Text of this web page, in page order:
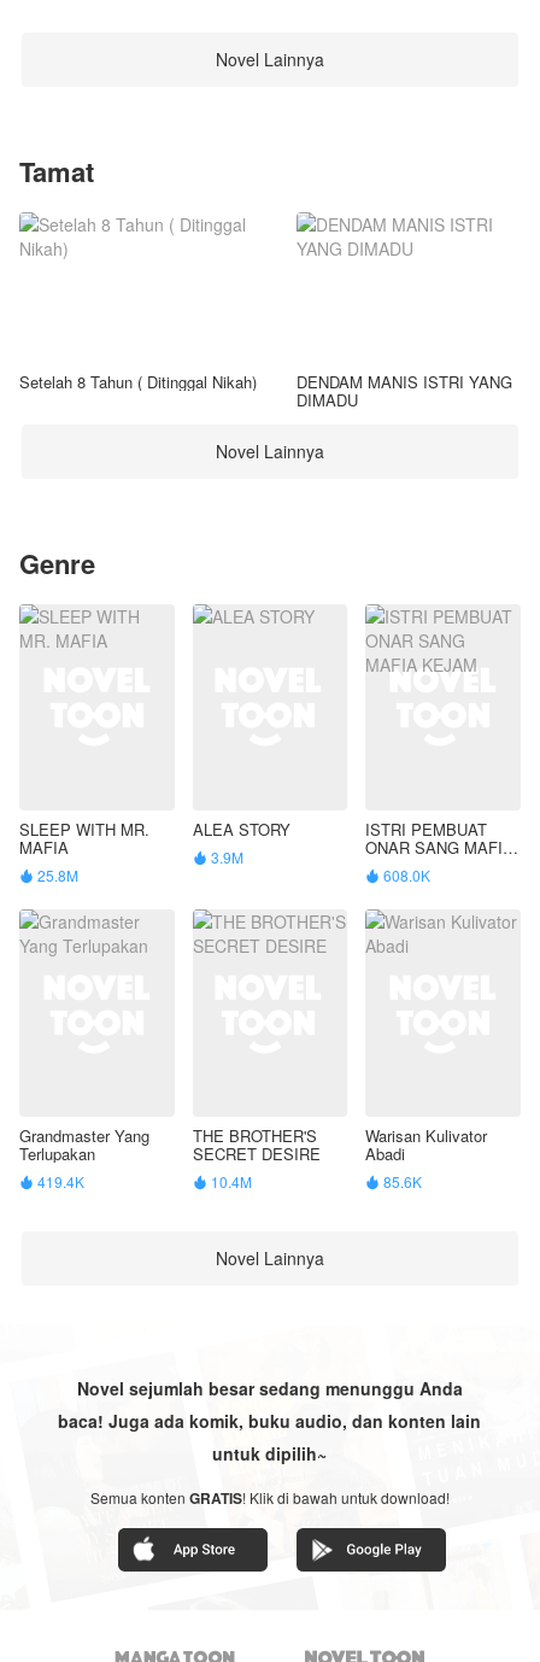
Novel Lainnya
Tamat
Setelah 8 Tahun ( Ditinggal Nikah) DENDAM MANIS ISTRI YANG
DIMADU
Novel Lainnya
Genre
SLEEP WITH MR.
MAFIA
 25.8M
ALEA STORY
 3.9M
ISTRI PEMBUAT
ONAR SANG MAFIA
KEJAM
 608.0K
Grandmaster Yang
Terlupakan
 419.4K
THE BROTHER'S
SECRET DESIRE
 10.4M
Warisan Kulivator
Abadi
 85.6K
Novel Lainnya
Novel sejumlah besar sedang menunggu Anda
baca! Juga ada komik, buku audio, dan konten lain
untuk dipilih~
Semua konten GRATIS! Klik di bawah untuk download!